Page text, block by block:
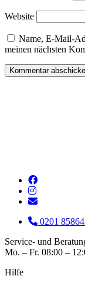
Website
Name, E-Mail-
meinen nächsten
0201
Service- und
Mo. – Fr. 08:00 –
Hilfe